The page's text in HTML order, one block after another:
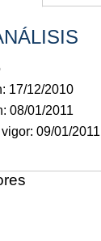
17/12/2010
08/01/2011
09/01/2011